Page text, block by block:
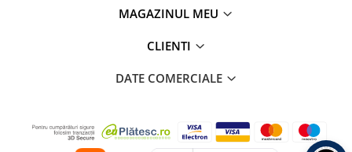
MAGAZINUL MEU
CLIENTI
DATE COMERCIALE